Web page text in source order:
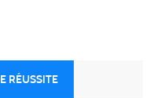
RÉUSSITE